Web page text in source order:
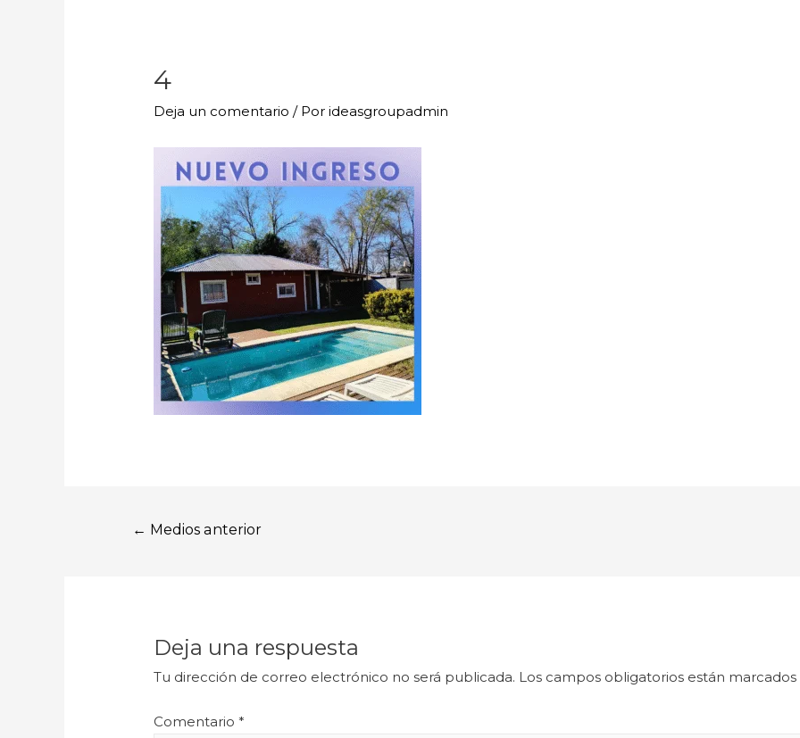
4
Deja un comentario / Porideasgroupadmin
← Medios anterior
Deja una respuesta
Tu dirección de correo electrónico no será publicada. Los campos obligatorios están
Comentario*